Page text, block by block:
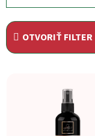
OTVORIŤ FILTER